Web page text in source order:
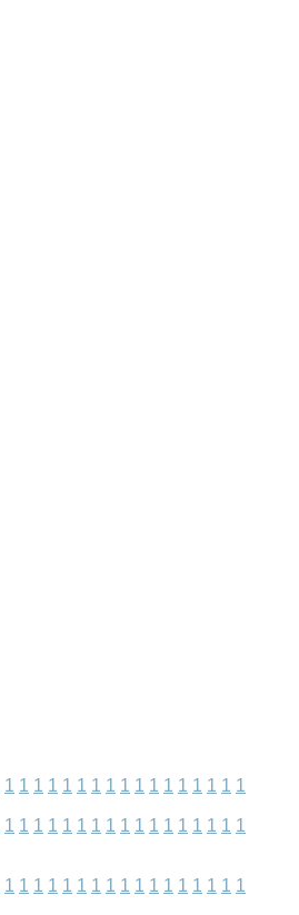
1 1 1 1 1 1 1 1 1 1 1 1 1 1 1 1 1
1 1 1 1 1 1 1 1 1 1 1 1 1 1 1 1 1
1 1 1 1 1 1 1 1 1 1 1 1 1 1 1 1 1